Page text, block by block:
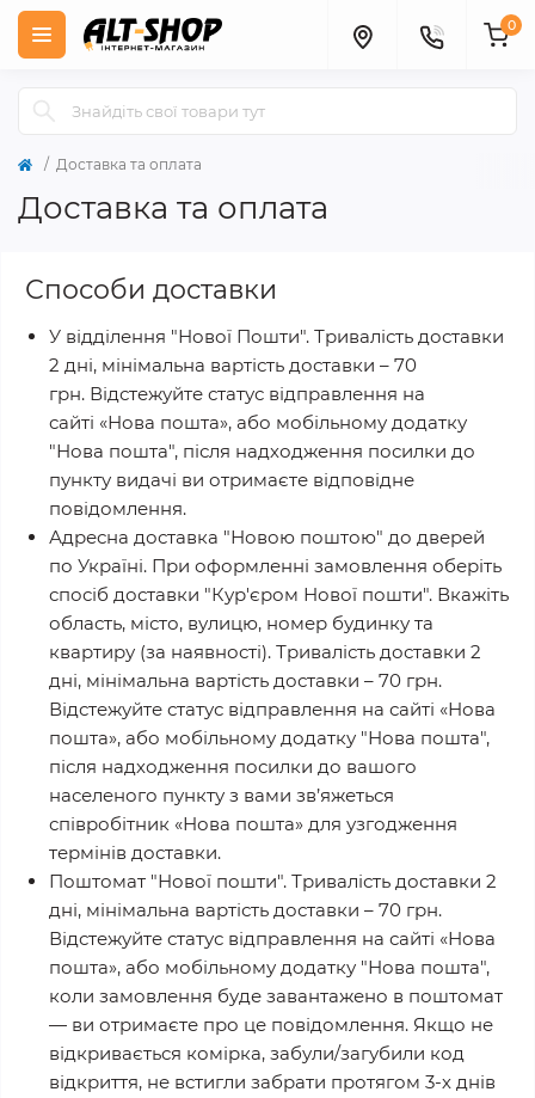
0
Доставка та оплата
Доставка та оплата
Способи доставки
У відділення "Нової Пошти". Тривалість доставки
2 дні, мінімальна вартість доставки – 70
грн. Відстежуйте статус відправлення на
сайті «Нова пошта», або мобільному додатку
"Нова пошта", після надходження посилки до
пункту видачі ви отримаєте відповідне
повідомлення.
Адресна доставка "Новою поштою" до дверей
по Україні. При оформленні замовлення оберіть
спосіб доставки "Кур'єром Нової пошти". Вкажіть
область, місто, вулицю, номер будинку та
квартиру (за наявності). Тривалість доставки 2
дні, мінімальна вартість доставки – 70 грн.
Відстежуйте статус відправлення на сайті «Нова
пошта», або мобільному додатку "Нова пошта",
після надходження посилки до вашого
населеного пункту з вами зв’яжеться
співробітник «Нова пошта» для узгодження
термінів доставки.
Поштомат "Нової пошти". Тривалість доставки 2
дні, мінімальна вартість доставки – 70 грн.
Відстежуйте статус відправлення на сайті «Нова
пошта», або мобільному додатку "Нова пошта",
коли замовлення буде завантажено в поштомат
— ви отримаєте про це повідомлення. Якщо не
відкривається комірка, забули/загубили код
відкриття, не встигли забрати протягом 3-х днів